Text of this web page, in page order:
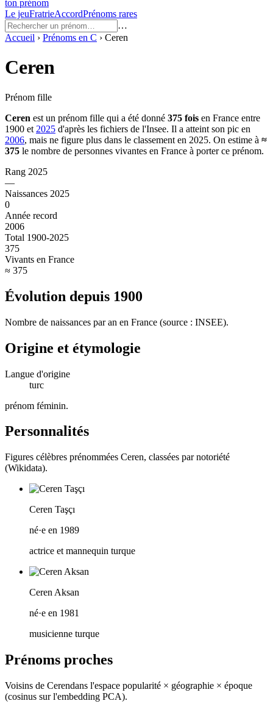
ton prénom
Le jeuFratrieAccordPrénoms rares
…
Accueil › Prénoms en C › Ceren
Ceren
Prénom fille
Ceren est un prénom fille qui a été donné 375 fois en France entre
1900 et 2025 d'après les fichiers de l'Insee. Il a atteint son pic en
2006, mais ne figure plus dans le classement en 2025. On estime à ≈
375 le nombre de personnes vivantes en France à porter ce prénom.
Rang 2025
—
Naissances 2025
0
Année record
2006
Total 1900-2025
375
Vivants en France
≈ 375
Évolution depuis 1900
Nombre de naissances par an en France (source : INSEE).
Origine et étymologie
Langue d'origine
turc
prénom féminin.
Personnalités
Figures célèbres prénommées Ceren, classées par notoriété
(Wikidata).
Ceren Taşçı
né·e en 1989
actrice et mannequin turque
Ceren Aksan
né·e en 1981
musicienne turque
Prénoms proches
Voisins de Cerendans l'espace popularité × géographie × époque
(cosinus sur l'embedding PCA).